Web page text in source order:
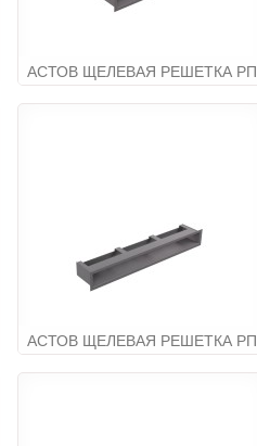
АСТОВ ЩЕЛЕВАЯ РЕШЕТКА РП
40Х6
АСТОВ ЩЕЛЕВАЯ РЕШЕТКА РП
65Х6